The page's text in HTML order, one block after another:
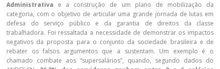
Administrativa e a construção de um plano de mobilização da
categoria, com o objetivo de articular uma grande jornada de lutas em
defesa do serviço público e da garantia de direitos da classe
trabalhadora. Foi ressaltada a necessidade de demonstrar os impactos
negativos da proposta para o conjunto da sociedade brasileira e de
rebater os falsos argumentos que a sustentam. Um exemplo é o
chamado combate aos “supersalários”, quando, segundo dados do